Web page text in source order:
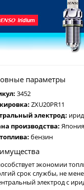
параметры
3452
ZXU20PR11
электрод:
производства: Япония
бензин
экономии
срок службы, не
электрод с